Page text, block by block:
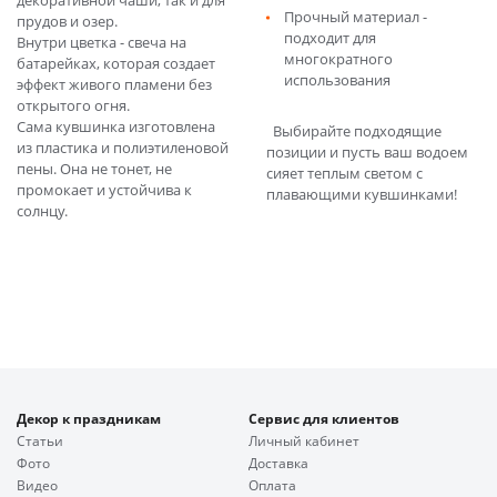
прудов и озер.
Внутри цветка - свеча на
батарейках, которая создает
эффект живого пламени без
открытого огня.
Сама кувшинка изготовлена
из пластика и полиэтиленовой
пены. Она не тонет, не
промокает и устойчива к
солнцу.
Прочный материал -
подходит для
многократного
использования
Выбирайте подходящие
позиции и пусть ваш водоем
сияет теплым светом с
плавающими кувшинками!
Декор к праздникам
Статьи
Фото
Видео
Сервис для клиентов
Личный кабинет
Доставка
Оплата